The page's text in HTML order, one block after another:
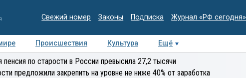
Свежий номер Законы Подписка Журнал «РФ сегодня»
Происшествия Культура Ещё
Медиацентр Интервью Колумнисты
экспертиза
по старости в России превысила 27,2 тысячи
предложили закрепить на уровне не ниже 40% от заработка